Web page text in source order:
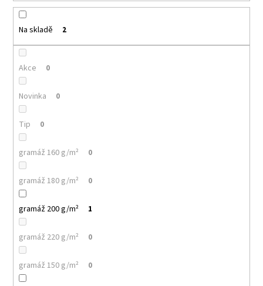
Na skladě 2
Akce 0
Novinka 0
Tip 0
gramáž 160 g/m² 0
gramáž 180 g/m² 0
gramáž 200 g/m² 1
gramáž 220 g/m² 0
gramáž 150 g/m² 0
í
D